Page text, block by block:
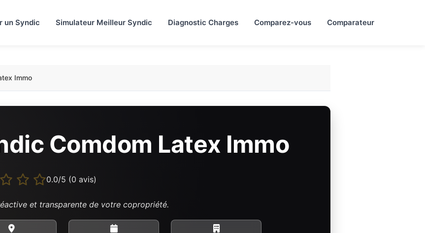
un Syndic Simulateur Meilleur Syndic Diagnostic Charges Comparez-vous Comparateur
Immo
Comdom Latex Immo
0.0/5 (0 avis)
et transparente de votre copropriété.